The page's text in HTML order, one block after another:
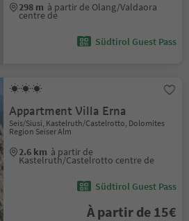
298 m à partir de Olang/Valdaora
centre de
Südtirol Guest Pass
Appartment Villa Erna
Seis/Siusi, Kastelruth/Castelrotto, Dolomites
Region Seiser Alm
2.6 km à partir de
Kastelruth/Castelrotto centre de
Südtirol Guest Pass
À partir de 15€